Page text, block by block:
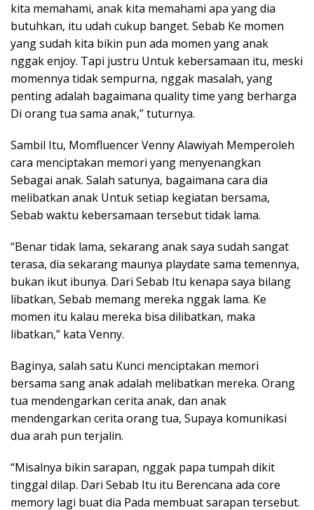
kita memahami, anak kita memahami apa yang dia
butuhkan, itu udah cukup banget. Sebab Ke momen
yang sudah kita bikin pun ada momen yang anak
nggak enjoy. Tapi justru Untuk kebersamaan itu, meski
momennya tidak sempurna, nggak masalah, yang
penting adalah bagaimana quality time yang berharga
Di orang tua sama anak,” tuturnya.
Sambil Itu, Momfluencer Venny Alawiyah Memperoleh
cara menciptakan memori yang menyenangkan
Sebagai anak. Salah satunya, bagaimana cara dia
melibatkan anak Untuk setiap kegiatan bersama,
Sebab waktu kebersamaan tersebut tidak lama.
“Benar tidak lama, sekarang anak saya sudah sangat
terasa, dia sekarang maunya playdate sama temennya,
bukan ikut ibunya. Dari Sebab Itu kenapa saya bilang
libatkan, Sebab memang mereka nggak lama. Ke
momen itu kalau mereka bisa dilibatkan, maka
libatkan,” kata Venny.
Baginya, salah satu Kunci menciptakan memori
bersama sang anak adalah melibatkan mereka. Orang
tua mendengarkan cerita anak, dan anak
mendengarkan cerita orang tua, Supaya komunikasi
dua arah pun terjalin.
“Misalnya bikin sarapan, nggak papa tumpah dikit
tinggal dilap. Dari Sebab Itu itu Berencana ada core
memory lagi buat dia Pada membuat sarapan tersebut.